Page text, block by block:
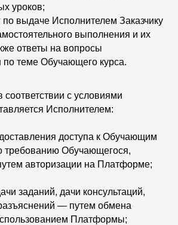
уроков;
по выдаче Исполнителем Заказчику
выполнения и их
ответы на вопросы
теме Обучающего курса.
с условиями
Исполнителем:
доступа к Обучающим
Обучающегося,
авторизации на Платформе;
заданий, дачи консультаций,
— путем обмена
Платформы;